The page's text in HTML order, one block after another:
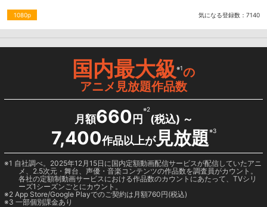
1080p 気になる登録数： 7140
国内最大級※1の
アニメ見放題作品数
月額660 円
※2
(税込) ～
7,400作品以上が見放題※3
1 自社調べ。2025年12月15日に国内定額動画配信サービスが配信していたアニ
メ、2.5次元・舞台、声優・音楽コンテンツの作品数を調査員がカウント。
各社の定額制動画サービスにおける作品数のカウントにあたって、TVシリ
ーズ1シーズンごとにカウント。
2 App Store/Google Playでのご契約は月額760円(税込)
3 一部個別課金あり